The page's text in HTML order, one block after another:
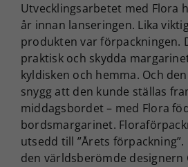
Utvecklingsarbetet med Flora
år innan lanseringen. Lika
produkten var förpackningen.
praktisk och skydda
kyldisken och hemma. Och
snygg att den kunde ställas
middagsbordet ­– med Flora
bordsmargarinet.
utsedd till ”Årets
den världsberömde designern